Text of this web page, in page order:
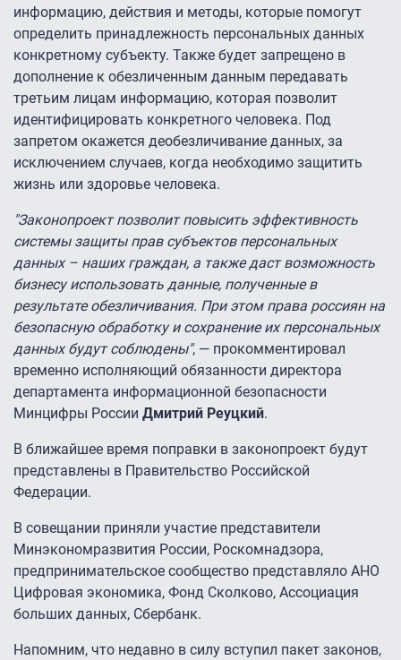
информацию, действия и методы, которые помогут
определить принадлежность персональных данных
конкретному субъекту. Также будет запрещено в
дополнение к обезличенным данным передавать
третьим лицам информацию, которая позволит
идентифицировать конкретного человека. Под
запретом окажется деобезличивание данных, за
исключением случаев, когда необходимо защитить
жизнь или здоровье человека.
"Законопроект позволит повысить эффективность
системы защиты прав субъектов персональных
данных – наших граждан, а также даст возможность
бизнесу использовать данные, полученные в
результате обезличивания. При этом права россиян на
безопасную обработку и сохранение их персональных
данных будут соблюдены", — прокомментировал
временно исполняющий обязанности директора
департамента информационной безопасности
Минцифры России Дмитрий Реуцкий.
В ближайшее время поправки в законопроект будут
представлены в Правительство Российской
Федерации.
В совещании приняли участие представители
Минэкономразвития России, Роскомнадзора,
предпринимательское сообщество представляло АНО
Цифровая экономика, Фонд Сколково, Ассоциация
больших данных, Сбербанк.
Напомним, что недавно в силу вступил пакет законов,